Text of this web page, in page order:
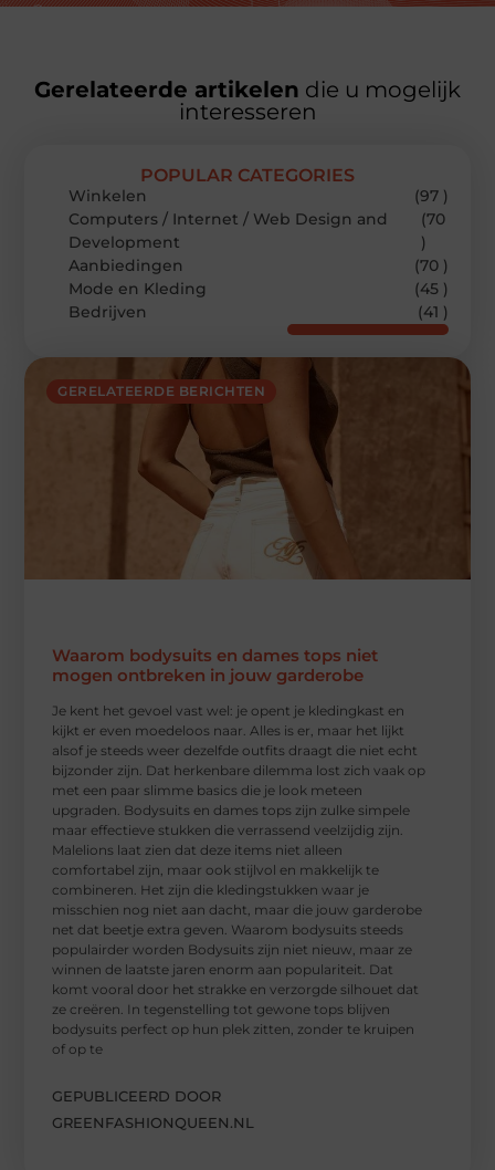
Gerelateerde artikelen die u mogelijk
interesseren
GERELATEERDE BERICHTEN
Waarom bodysuits en dames tops niet
mogen ontbreken in jouw garderobe
Je kent het gevoel vast wel: je opent je kledingkast en
kijkt er even moedeloos naar. Alles is er, maar het lijkt
alsof je steeds weer dezelfde outfits draagt die niet echt
bijzonder zijn. Dat herkenbare dilemma lost zich vaak op
met een paar slimme basics die je look meteen
upgraden. Bodysuits en dames tops zijn zulke simpele
maar effectieve stukken die verrassend veelzijdig zijn.
Malelions laat zien dat deze items niet alleen
comfortabel zijn, maar ook stijlvol en makkelijk te
combineren. Het zijn die kledingstukken waar je
misschien nog niet aan dacht, maar die jouw garderobe
net dat beetje extra geven. Waarom bodysuits steeds
populairder worden Bodysuits zijn niet nieuw, maar ze
winnen de laatste jaren enorm aan populariteit. Dat
komt vooral door het strakke en verzorgde silhouet dat
ze creëren. In tegenstelling tot gewone tops blijven
bodysuits perfect op hun plek zitten, zonder te kruipen
of op te
GEPUBLICEERD DOOR
GREENFASHIONQUEEN.NL
POPULAR CATEGORIES
Winkelen
(97 )
Computers / Internet / Web Design and
Development
(70
)
Aanbiedingen
(70 )
Mode en Kleding
(45 )
Bedrijven
(41 )